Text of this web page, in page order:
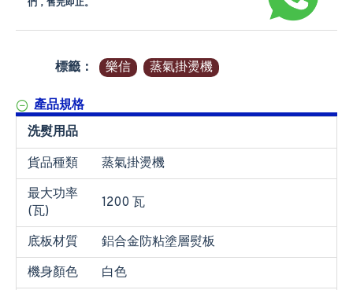
們，售完即止。
標籤： 樂信 蒸氣掛燙機
產品規格
洗熨用品
貨品種類
蒸氣掛燙機
最大功率
(瓦)
1200 瓦
底板材質
鋁合金防粘塗層熨板
機身顏色
白色